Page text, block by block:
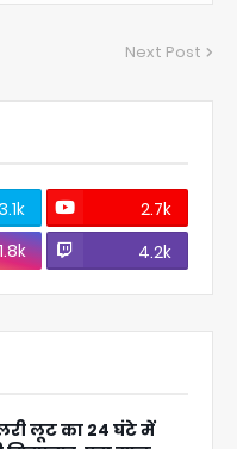
Next Post
3.1k
2.7k
4.2k
लूट का 24 घंटे में